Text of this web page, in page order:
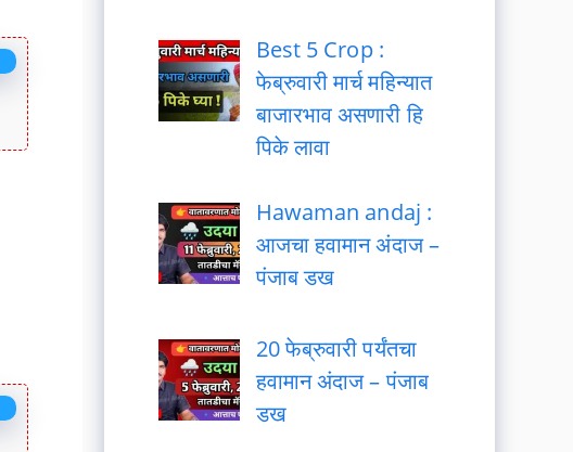
Best 5 Crop :
फेब्रुवारी मार्च महिन्यात
बाजारभाव असणारी हि
पिके लावा
Hawaman andaj :
आजचा हवामान अंदाज –
पंजाब डख
20 फेब्रुवारी पर्यंतचा
हवामान अंदाज – पंजाब
डख